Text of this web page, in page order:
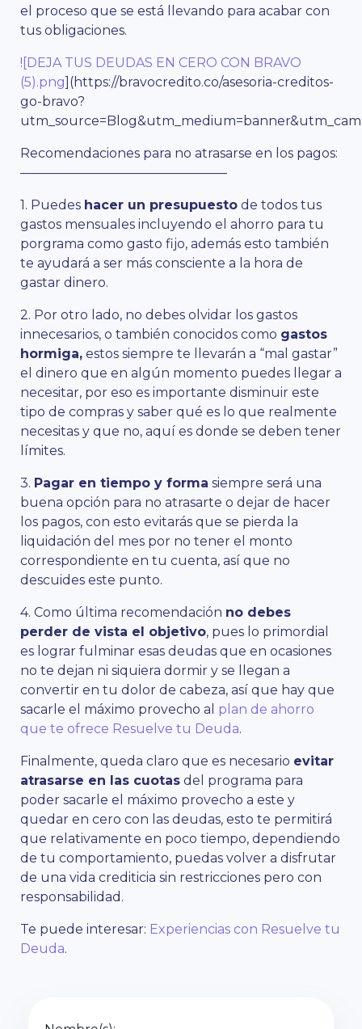
el proceso que se está llevando para acabar con
tus obligaciones.
![DEJA TUS DEUDAS EN CERO CON BRAVO
(5).png](https://bravocredito.co/asesoria-creditos-
go-bravo?
Recomendaciones para no atrasarse en los pagos:
————————————————
1. Puedes hacer un presupuesto de todos tus
gastos mensuales incluyendo el ahorro para tu
porgrama como gasto fijo, además esto también
te ayudará a ser más consciente a la hora de
gastar dinero.
2. Por otro lado, no debes olvidar los gastos
innecesarios, o también conocidos como gastos
hormiga, estos siempre te llevarán a “mal gastar”
el dinero que en algún momento puedes llegar a
necesitar, por eso es importante disminuir este
tipo de compras y saber qué es lo que realmente
necesitas y que no, aquí es donde se deben tener
límites.
3. Pagar en tiempo y forma siempre será una
buena opción para no atrasarte o dejar de hacer
los pagos, con esto evitarás que se pierda la
liquidación del mes por no tener el monto
correspondiente en tu cuenta, así que no
descuides este punto.
4. Como última recomendación no debes
perder de vista el objetivo, pues lo primordial
es lograr fulminar esas deudas que en ocasiones
no te dejan ni siquiera dormir y se llegan a
convertir en tu dolor de cabeza, así que hay que
sacarle el máximo provecho al plan de ahorro
que te ofrece Resuelve tu Deuda.
Finalmente, queda claro que es necesario evitar
atrasarse en las cuotas del programa para
poder sacarle el máximo provecho a este y
quedar en cero con las deudas, esto te permitirá
que relativamente en poco tiempo, dependiendo
de tu comportamiento, puedas volver a disfrutar
de una vida crediticia sin restricciones pero con
responsabilidad.
Te puede interesar: Experiencias con Resuelve tu
Deuda.